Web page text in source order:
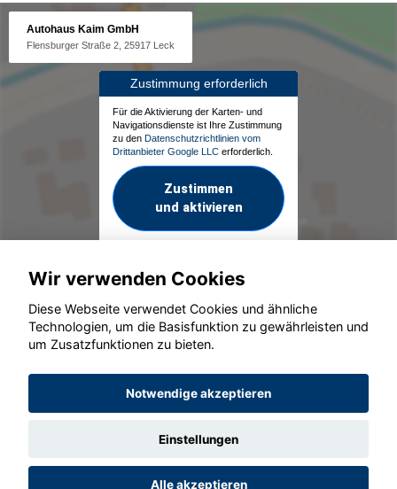
Autohaus Kaim GmbH
Flensburger Straße 2, 25917 Leck
Zustimmung erforderlich
Für die Aktivierung der Karten- und
Navigationsdienste ist Ihre Zustimmung
zu den Datenschutzrichtlinien vom
Drittanbieter Google LLC erforderlich.
Zustimmen
und aktivieren
© konjunkturmotor.de GmbH 2020 - 2026
Wir verwenden Cookies
Diese Webseite verwendet Cookies und ähnliche
Technologien, um die Basisfunktion zu gewährleisten und
um Zusatzfunktionen zu bieten.
Notwendige akzeptieren
Einstellungen
Alle akzeptieren